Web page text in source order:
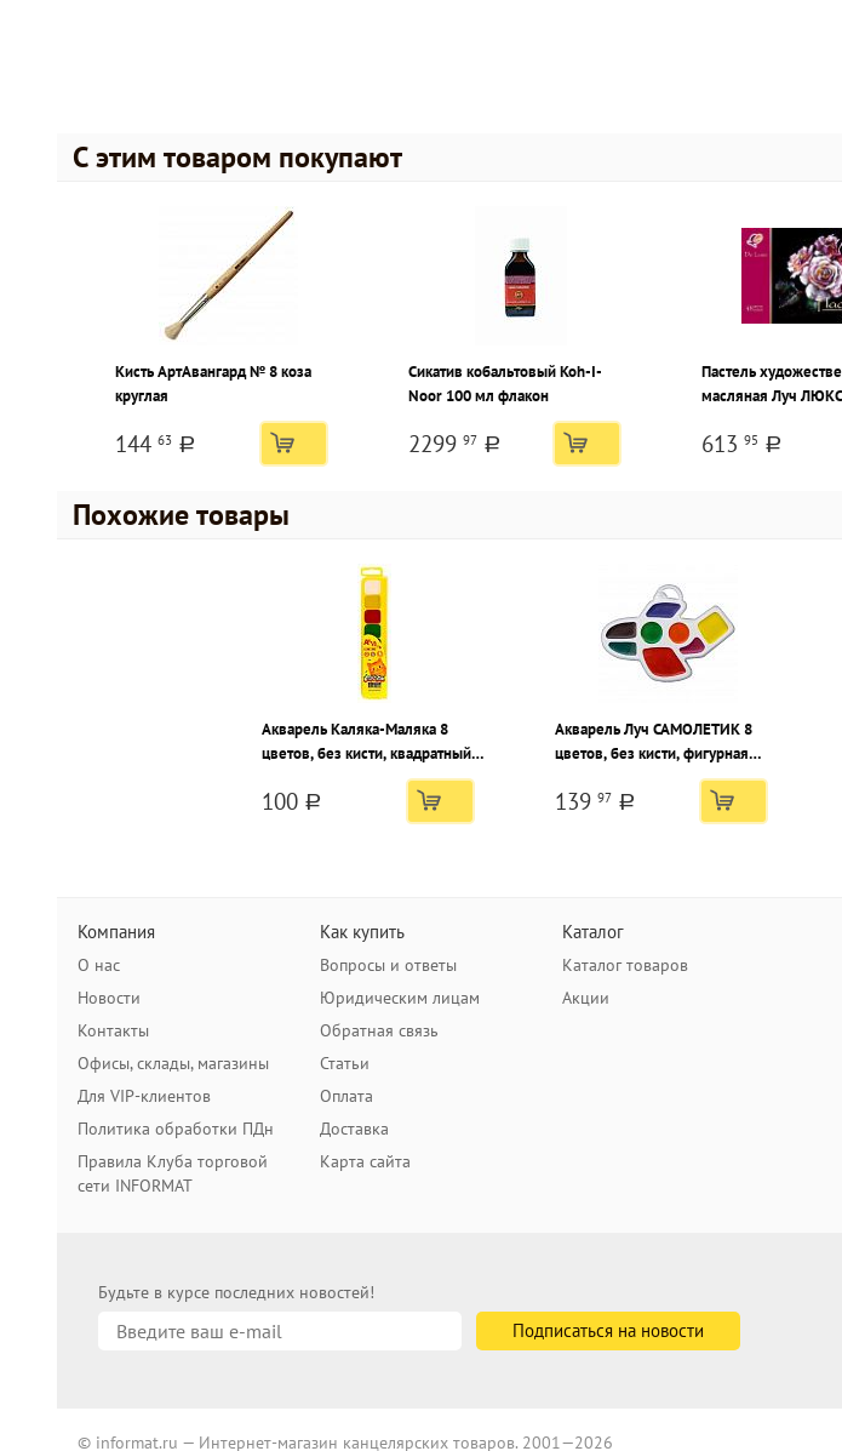
С этим товаром покупают
Кисть АртАвангард № 8 коза
круглая
144 63 a
Сикатив кобальтовый Koh-I-
Noor 100 мл флакон
2299 97 a
Пастель
масляная Луч
ассорти, круглая в
упаковке
613 95 a
Похожие товары
Акварель Каляка-Маляка 8
цветов, без кисти, квадратный
кювет, пластиковая упаковка с
европодвесом
100 a
Акварель Луч САМОЛЕТИК 8
цветов, без кисти, фигурная
пластиковая упаковка с
европодвесом
139 97 a
Компания
О нас
Новости
Контакты
Офисы, склады, магазины
Для VIP-клиентов
Политика обработки ПДн
Правила Клуба торговой
сети INFORMAT
Как купить
Вопросы и ответы
Юридическим лицам
Обратная связь
Статьи
Оплата
Доставка
Карта сайта
Каталог
Каталог товаров
Акции
Будьте в курсе последних новостей!
© informat.ru — Интернет-магазин канцелярских товаров. 2001—2026